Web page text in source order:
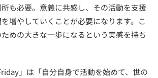
も必要。意義に共感し、その活動を支援
増やしていくことが必要になります。 こ
めの大きな一歩になるという実感を持ち
」は「自分自身で活動を始めて、世の